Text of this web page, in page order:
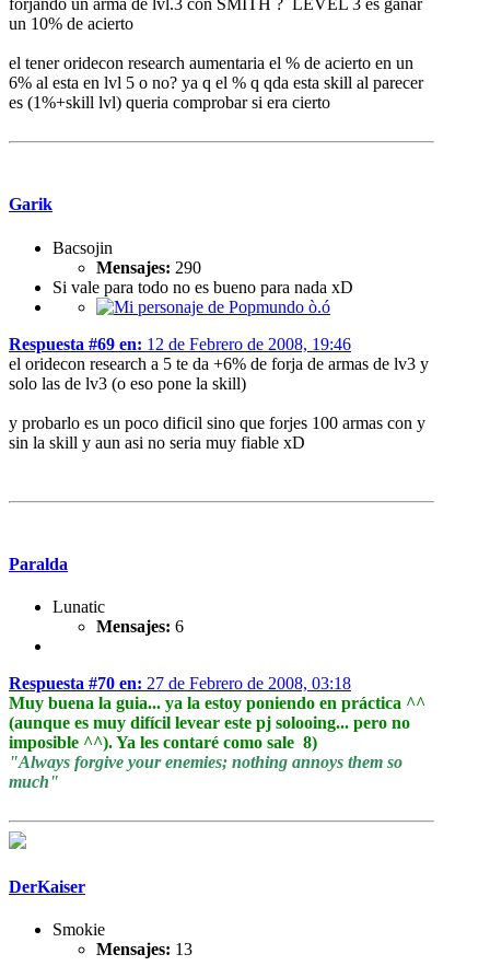
forjando un arma de lvl.3 con SMITH ? LEVEL 3 es ganar
un 10% de acierto
el tener oridecon research aumentaria el % de acierto en un
6% al esta en lvl 5 o no? ya q el % q qda esta skill al parecer
es (1%+skill lvl) queria comprobar si era cierto
Garik
Bacsojin
Mensajes: 290
Si vale para todo no es bueno para nada xD
Respuesta #69 en: 12 de Febrero de 2008, 19:46
el oridecon research a 5 te da +6% de forja de armas de lv3 y
solo las de lv3 (o eso pone la skill)
y probarlo es un poco dificil sino que forjes 100 armas con y
sin la skill y aun asi no seria muy fiable xD
Paralda
Lunatic
Mensajes: 6
Respuesta #70 en: 27 de Febrero de 2008, 03:18
Muy buena la guia... ya la estoy poniendo en práctica ^^
(aunque es muy difícil levear este pj solooing... pero no
imposible ^^). Ya les contaré como sale 8)
"Always forgive your enemies; nothing annoys them so
much"
DerKaiser
Smokie
Mensajes: 13